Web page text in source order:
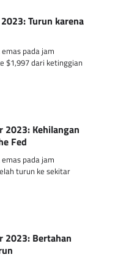
Turun karena
pada jam
$1,997 dari ketinggian
2023: Kehilangan
Fed
pada jam
turun ke sekitar
2023: Bertahan